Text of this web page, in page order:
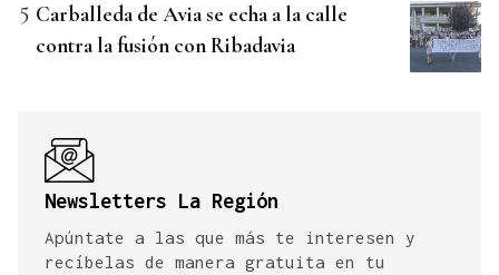
Carballeda de Avia se echa a la calle
contra la fusión con Ribadavia
Newsletters La Región
Apúntate a las que más te interesen y
recíbelas de manera gratuita en tu